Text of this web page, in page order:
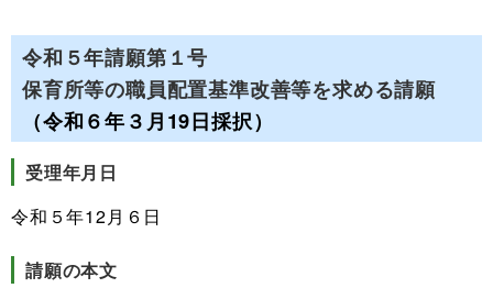
令和５年請願第１号
保育所等の職員配置基準改善等を求める請願
（令和６年３月19日採択）
受理年月日
令和５年12月６日
請願の本文